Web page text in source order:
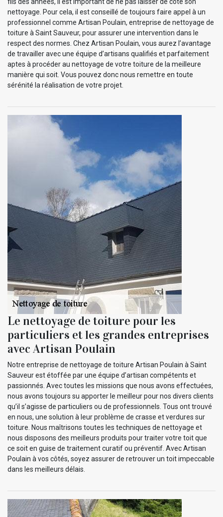
fils des années, il est important de ne pas laisser de côté son
nettoyage. Pour cela, il est conseillé de toujours faire appel à un
professionnel comme Artisan Poulain, entreprise de nettoyage de
toiture à Saint Sauveur, pour assurer une intervention dans le
respect des normes. Chez Artisan Poulain, vous aurez l’avantage
de travailler avec une équipe d’artisans qualifiés et parfaitement
aptes à procéder au nettoyage de votre toiture de la meilleure
manière qui soit. Vous pouvez donc nous remettre en toute
sérénité la réalisation de votre projet.
Le nettoyage de toiture pour les
particuliers et les grandes entreprises
avec Artisan Poulain
Notre entreprise de nettoyage de toiture Artisan Poulain à Saint
Sauveur est étoffée par une équipe d’artisan compétents et
passionnés. Avec toutes les missions que nous avons effectuées,
nous avons toujours su apporter le meilleur pour nos divers clients
qu’il s’agisse de particuliers ou de professionnels. Tous ont trouvé
en nous, une solution à leur problème de crasse et verdures sur
toiture. Nous maîtrisons toutes les techniques de nettoyage et
nous disposons des meilleurs produits pour traiter votre toit que
ce soit en guise de traitement curatif ou préventif. Avec Artisan
Poulain à vos côtés, soyez assurer de retrouver un toit impeccable
dans les meilleurs délais.